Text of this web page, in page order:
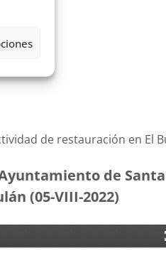
de restauración en El
de Santa
(05-VIII-2022)